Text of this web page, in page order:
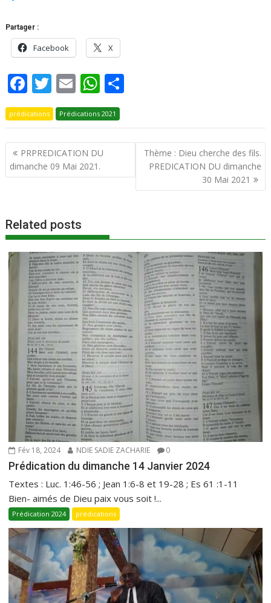
Partager :
Facebook X
F
ac
e
b
o
o
T
w
itt
er
E
m
ai
l
W
h
at
s
A
p
ta
g
prédications Prédications 2021
Navigation
de
l’article
PRPREDICATION DU
dimanche 09 Mai 2021.
Thème : Dieu cherche des fils.
PREDICATION DU dimanche
30 Mai 2021
Related posts
Fév 18, 2024 NDIE SADIE ZACHARIE 0
Prédication du dimanche 14 Janvier 2024
Textes : Luc. 1:46-56 ; Jean 1:6-8 et 19-28 ; Es 61 :1-11
Bien- aimés de Dieu paix vous soit !...
Prédication 2024 prédications